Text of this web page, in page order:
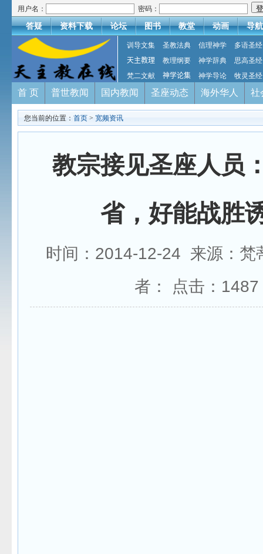
用户名： 密码：
答疑 资料下载 论坛 图书 教堂 动画 导航
训导文集 圣教法典 信理神学
多语圣经
天主教理
教理纲要 神学辞典
思高圣经
梵二文献
神学论集 神学导论 牧灵圣经
首 页 普世教闻 国内教闻 圣座动态 海外华人 社
您当前的位置： 首页 > 宽频资讯
教宗接见圣座人员
省，好能战胜
时间：2014-12-24 来源：
者： 点击： 1487